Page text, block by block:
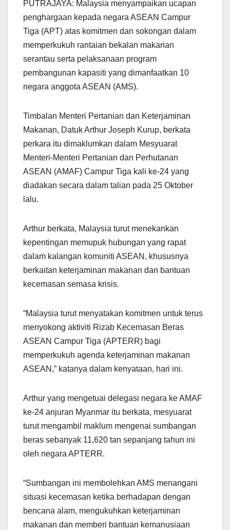
at
s
A
p
p
e
gr
a
m
c
e
b
o
o
k
ail ar
e
PUTRAJAYA: Malaysia menyampaikan ucapan
penghargaan kepada negara ASEAN Campur
Tiga (APT) atas komitmen dan sokongan dalam
memperkukuh rantaian bekalan makanan
serantau serta pelaksanaan program
pembangunan kapasiti yang dimanfaatkan 10
negara anggota ASEAN (AMS).
Timbalan Menteri Pertanian dan Keterjaminan
Makanan, Datuk Arthur Joseph Kurup, berkata
perkara itu dimaklumkan dalam Mesyuarat
Menteri-Menteri Pertanian dan Perhutanan
ASEAN (AMAF) Campur Tiga kali ke-24 yang
diadakan secara dalam talian pada 25 Oktober
lalu.
Arthur berkata, Malaysia turut menekankan
kepentingan memupuk hubungan yang rapat
dalam kalangan komuniti ASEAN, khususnya
berkaitan keterjaminan makanan dan bantuan
kecemasan semasa krisis.
“Malaysia turut menyatakan komitmen untuk terus
menyokong aktiviti Rizab Kecemasan Beras
ASEAN Campur Tiga (APTERR) bagi
memperkukuh agenda keterjaminan makanan
ASEAN,” katanya dalam kenyataan, hari ini.
Arthur yang mengetuai delegasi negara ke AMAF
ke-24 anjuran Myanmar itu berkata, mesyuarat
turut mengambil maklum mengenai sumbangan
beras sebanyak 11,620 tan sepanjang tahun ini
oleh negara APTERR.
“Sumbangan ini membolehkan AMS menangani
situasi kecemasan ketika berhadapan dengan
bencana alam, mengukuhkan keterjaminan
makanan dan memberi bantuan kemanusiaan